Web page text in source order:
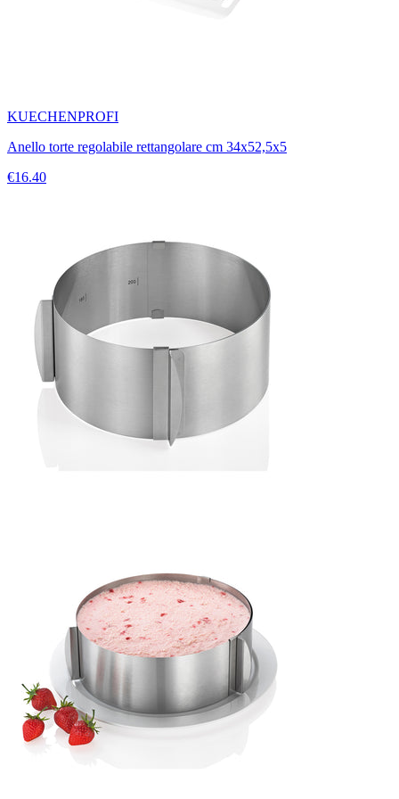
KUECHENPROFI
Anello torte regolabile rettangolare cm 34x52,5x5
€16.40